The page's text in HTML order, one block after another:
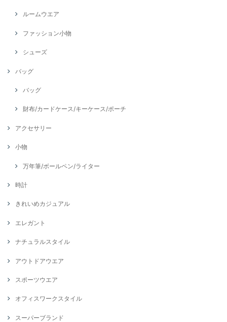
ルームウエア
ファッション小物
シューズ
バッグ
バッグ
財布/カードケース/キーケース/ポーチ
アクセサリー
小物
万年筆/ボールペン/ライター
時計
きれいめカジュアル
エレガント
ナチュラルスタイル
アウトドアウエア
スポーツウエア
オフィスワークスタイル
スーパーブランド